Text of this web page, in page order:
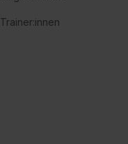
Trainer:innen